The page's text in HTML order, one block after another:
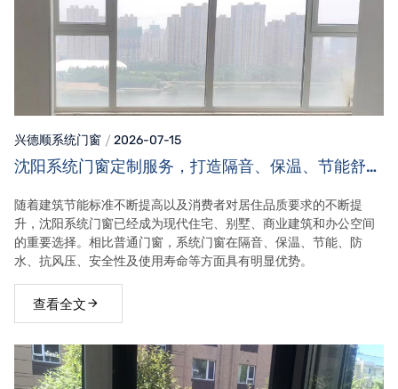
兴德顺系统门窗 2026-07-15
沈阳系统门窗定制服务，打造隔音、保温、节能舒适
随着建筑节能标准不断提高以及消费者对居住品质要求的不断提
升，沈阳系统门窗已经成为现代住宅、别墅、商业建筑和办公空间
的重要选择。相比普通门窗，系统门窗在隔音、保温、节能、防
水、抗风压、安全性及使用寿命等方面具有明显优势。
查看全文